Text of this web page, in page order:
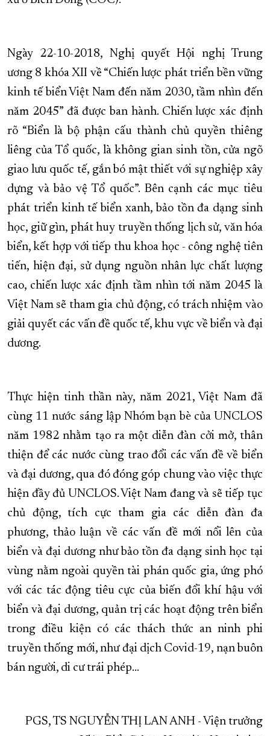
Ngày 22-10-2018, Nghị quyết Hội nghị Trung
ương 8 khóa XII về “Chiến lược phát triển bền vững
kinh tế biển Việt Nam đến năm 2030, tầm nhìn đến
năm 2045” đã được ban hành. Chiến lược xác định
rõ “Biển là bộ phận cấu thành chủ quyền thiêng
liêng của Tổ quốc, là không gian sinh tồn, cửa ngõ
giao lưu quốc tế, gắn bó mật thiết với sự nghiệp xây
dựng và bảo vệ Tổ quốc”. Bên cạnh các mục tiêu
phát triển kinh tế biển xanh, bảo tồn đa dạng sinh
học, giữ gìn, phát huy truyền thống lịch sử, văn hóa
biển, kết hợp với tiếp thu khoa học - công nghệ tiên
tiến, hiện đại, sử dụng nguồn nhân lực chất lượng
cao, chiến lược xác định tầm nhìn tới năm 2045 là
Việt Nam sẽ tham gia chủ động, có trách nhiệm vào
giải quyết các vấn đề quốc tế, khu vực về biển và đại
dương.
Thực hiện tinh thần này, năm 2021, Việt Nam đã
cùng 11 nước sáng lập Nhóm bạn bè của UNCLOS
năm 1982 nhằm tạo ra một diễn đàn cởi mở, thân
thiện để các nước cùng trao đổi các vấn đề về biển
và đại dương, qua đó đóng góp chung vào việc thực
hiện đầy đủ UNCLOS. Việt Nam đang và sẽ tiếp tục
chủ động, tích cực tham gia các diễn đàn đa
phương, thảo luận về các vấn đề mới nổi lên của
biển và đại dương như bảo tồn đa dạng sinh học tại
vùng nằm ngoài quyền tài phán quốc gia, ứng phó
với các tác động tiêu cực của biến đổi khí hậu với
biển và đại dương, quản trị các hoạt động trên biển
trong điều kiện có các thách thức an ninh phi
truyền thống mới, như đại dịch Covid-19, nạn buôn
bán người, di cư trái phép...
PGS, TS NGUYỄN THỊ LAN ANH - Viện trưởng